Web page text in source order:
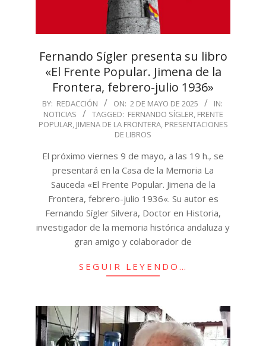
Fernando Sígler presenta su libro
«El Frente Popular. Jimena de la
Frontera, febrero-julio 1936»
2025-
05-
02
BY: REDACCIÓN ON: 2 DE MAYO DE 2025
IN:
NOTICIAS
TAGGED: FERNANDO SÍGLER, FRENTE
POPULAR, JIMENA DE LA FRONTERA, PRESENTACIONES
DE LIBROS
El próximo viernes 9 de mayo, a las 19 h., se
presentará en la Casa de la Memoria La
Sauceda «El Frente Popular. Jimena de la
Frontera, febrero-julio 1936«. Su autor es
Fernando Sígler Silvera, Doctor en Historia,
investigador de la memoria histórica andaluza y
gran amigo y colaborador de
SEGUIR LEYENDO…